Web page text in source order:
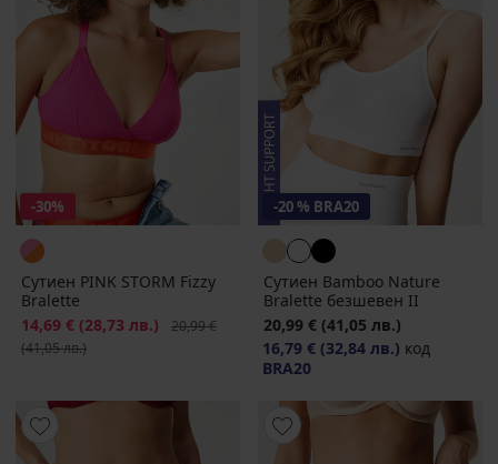
-30%
Сутиен PINK STORM Fizzy
Bralette
Намаление
14,69 € (28,73 лв.) Първоначална цена
20,99 €
(41,05 лв.)
-20 % BRA20
Сутиен Bamboo Nature
Bralette безшевен II
20,99 € (41,05 лв.)
16,79 € (32,84 лв.) код
BRA20